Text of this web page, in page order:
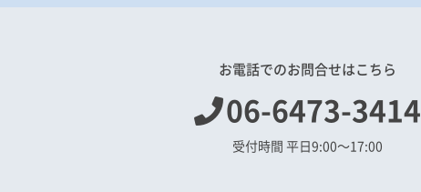
お電話でのお問合せはこちら
06-6473-3414
受付時間 平日9:00〜17:00